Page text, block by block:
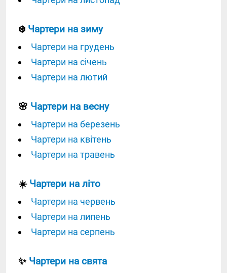
❄️ Чартери на зиму
Чартери на грудень
Чартери на січень
Чартери на лютий
🌸 Чартери на весну
Чартери на березень
Чартери на квітень
Чартери на травень
☀️ Чартери на літо
Чартери на червень
Чартери на липень
Чартери на серпень
✨ Чартери на свята